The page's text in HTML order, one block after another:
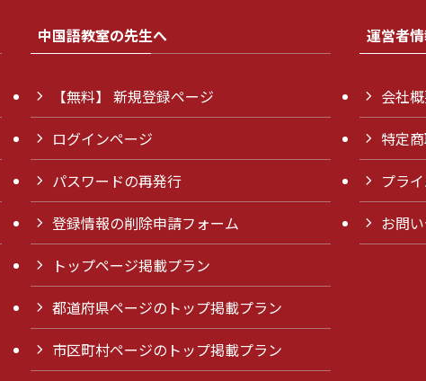
中国語教室の先生へ
【無料】 新規登録ページ
ログインページ
パスワードの再発行
登録情報の削除申請フォーム
トップページ掲載プラン
都道府県ページのトップ掲載プラン
市区町村ページのトップ掲載プラン
運営者
会社
特定
プラ
お問